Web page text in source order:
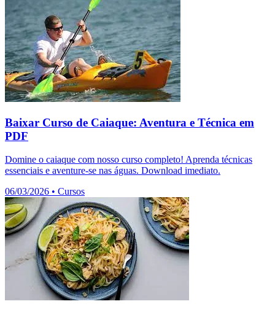
Baixar Curso de Caiaque: Aventura e Técnica em
PDF
Domine o caiaque com nosso curso completo! Aprenda técnicas
essenciais e aventure-se nas águas. Download imediato.
06/03/2026 • Cursos